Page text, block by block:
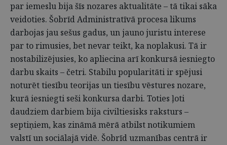
par iemeslu bija šīs nozares aktualitāte – tā tikai sāka
veidoties. Šobrīd Administratīvā procesa likums
darbojas jau sešus gadus, un jauno juristu interese
par to rimusies, bet nevar teikt, ka noplakusi. Tā ir
nostabilizējusies, ko apliecina arī konkursā iesniegto
darbu skaits – četri. Stabilu popularitāti ir spējusi
noturēt tiesību teorijas un tiesību vēstures nozare,
kurā iesniegti seši konkursa darbi. Toties ļoti
daudziem darbiem bija civiltiesisks raksturs –
septiņiem, kas zināmā mērā atbilst notikumiem
valstī un sociālajā vidē. Šobrīd uzmanības centrā ir